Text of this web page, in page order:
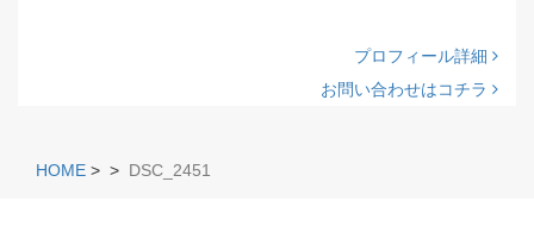
プロフィール詳細
お問い合わせはコチラ
HOME > > DSC_2451